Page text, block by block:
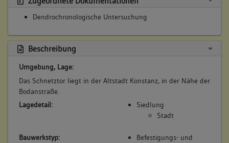
(1976 - 1984)
Fassade weitestgehend erneuert.
Quelle: Dehio
Betroffene Gebäudeteile:
Erdgeschoss
Obergeschoss(e)
Dendrochronologische Untersuchung
Beschreibung
Umgebung, Lage:
Das Schnetztor liegt in der Altstadt Konstanz, in der Nähe der
Bodanstraße.
Lagedetail:
Siedlung
Stadt
Bauwerkstyp:
Befestigungs- und